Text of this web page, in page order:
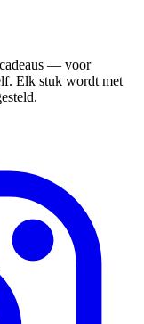
— voor
Elk stuk wordt met